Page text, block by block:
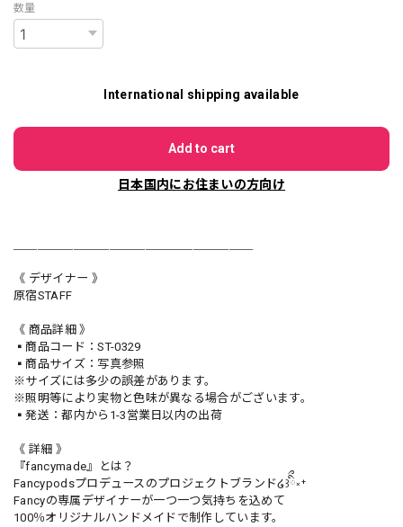
数量
International shipping available
Add to cart
日本国内にお住まいの方向け
《 デザイナー 》
原宿STAFF
《 商品詳細 》
▪️商品コード：ST-0329
▪️商品サイズ：写真参照
※サイズには多少の誤差があります。
※照明等により実物と色味が異なる場合がございます。
▪️発送：都内から1-3営業日以内の出荷
《 詳細 》
『fancymade』とは？
Fancypodsプロデュースのプロジェクトブランド໒꒱ིྀ༝⁺
Fancyの専属デザイナーが一つ一つ気持ちを込めて
100％オリジナルハンドメイドで制作しています。